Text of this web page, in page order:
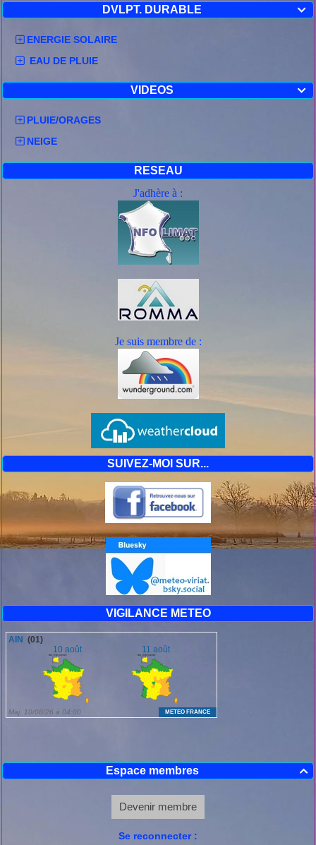

DVLPT. DURABLE
ENERGIE SOLAIRE
EAU DE PLUIE

VIDEOS
PLUIE/ORAGES
NEIGE
RESEAU
J'adhère à :
Je suis membre de :
SUIVEZ-MOI SUR...
VIGILANCE METEO

Espace membres
Devenir membre
Se reconnecter :